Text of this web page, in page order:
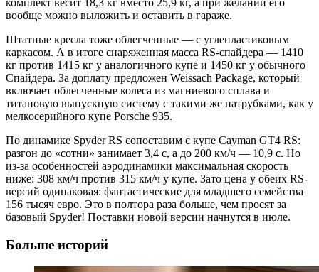
вообще можно выложить и оставить в гараже.
Штатные кресла тоже облегченные — с углепластиковым
каркасом. А в итоге снаряженная масса RS-спайдера — 1410
кг против 1415 кг у аналогичного купе и 1450 кг у обычного
Спайдера. За доплату предложен Weissach Package, который
включает облегченные колеса из магниевого сплава и
титановую выпускную систему с такими же патрубками, как у
мелкосерийного купе Porsche 935.
По динамике Spyder RS сопоставим с купе Cayman GT4 RS:
разгон до «сотни» занимает 3,4 с, а до 200 км/ч — 10,9 с. Но
из-за особенностей аэродинамики максимальная скорость
ниже: 308 км/ч против 315 км/ч у купе. Зато цена у обеих RS-
версий одинаковая: фантастические для младшего семейства
156 тысяч евро. Это в полтора раза больше, чем просят за
базовый Spyder! Поставки новой версии начнутся в июле.
Больше историй